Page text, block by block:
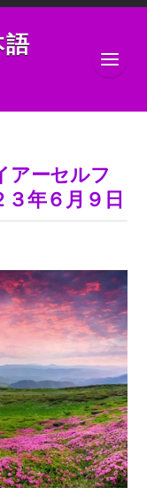
語
アーセルフ
年６月９日